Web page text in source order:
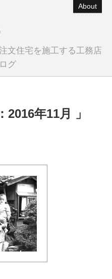
About
文住宅を施工する工務店
グ
2016年11月 」